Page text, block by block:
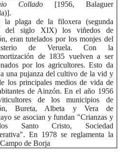
Collado [1956, Balaguer
la plaga de la filoxera (segunda
del siglo XIX) los viñedos de
eran tutelados por los monjes del
de Veruela. Con la
de 1835 vuelven a ser
por los agricultores. Esto da
una pujanza del cultivo de la vid y
los principales medios de vida de
de Ainzón. En el año 1956
de los municipios de
Bureta, Albeta y Vera de
se asocian y fundan "Crianzas y
Santo Cristo, Sociedad
En 1978 se reglamenta la
de Borja